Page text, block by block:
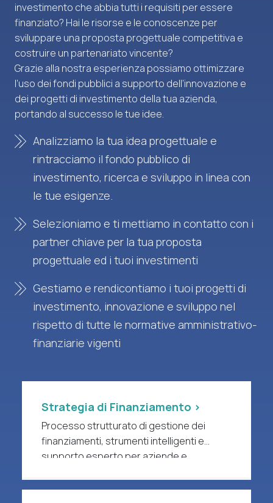
investimento che abbia tutti i requisiti per essere
finanziato? Hai le risorse e le conoscenze per
sviluppare una proposta progettuale competitiva e
costruire un partenariato vincente?
Grazie alla nostra esperienza possiamo ottimizzare
l’uso dei fondi pubblici a supporto dell’innovazione e
dei progetti di investimento della tua azienda,
portando al successo le tue idee.
Analizziamo la tua idea progettuale e
rintracciamo il fondo pubblico di
investimento, ricerca e sviluppo in linea con
le tue esigenze.
Selezioniamo e ti mettiamo in contatto con i
partner chiave per la tua proposta
progettuale ed i tuoi investimenti
Gestiamo e rendicontiamo i tuoi progetti di
investimento, innovazione e sviluppo nel
rispetto di tutte le normative amministrativo-
finanziarie vigenti
Strategia di Finanziamento >
Processo strutturato di gestione dei
finanziamenti, strumenti intelligenti e
supporto esperto per aziende e
di R&S